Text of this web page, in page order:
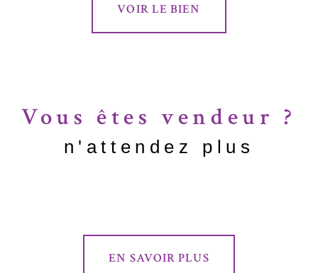
VOIR LE BIEN
Vous êtes vendeur ?
n'attendez plus
EN SAVOIR PLUS